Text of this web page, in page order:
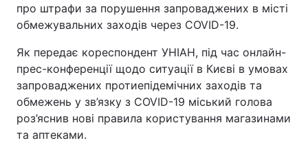
про штрафи за порушення запроваджених в місті
обмежувальних заходів через COVID-19.
Як передає кореспондент УНІАН, під час онлайн-
прес-конференції щодо ситуації в Києві в умовах
запроваджених протиепідемічних заходів та
обмежень у зв’язку з COVID-19 міський голова
роз’яснив нові правила користування магазинами
та аптеками.